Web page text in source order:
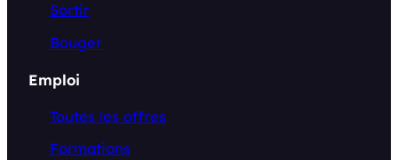
Sortir
Bouger
Emploi
Toutes les offres
Formations